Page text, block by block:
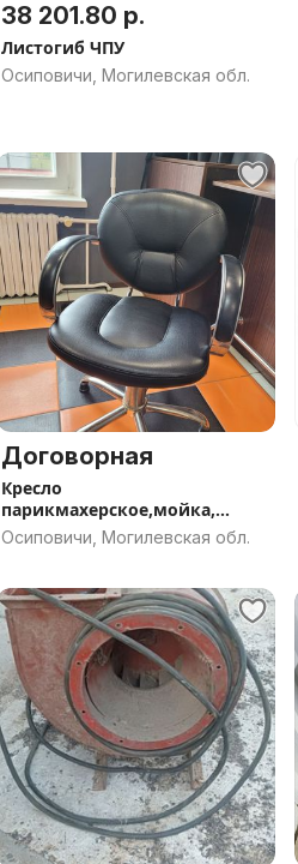
38 201.80 р.
Листогиб ЧПУ
Осиповичи, Могилевская обл.
Договорная
Кресло
парикмахерское,мойка,
тележка
Осиповичи, Могилевская обл.